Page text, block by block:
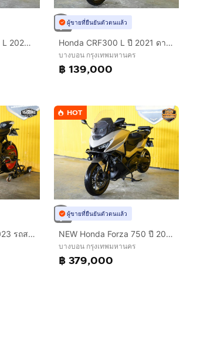
NEW Honda CRF300 L 2026 (รถป้ายเเดงเเต่งให้ครบ สด-ผ่อน )
ผู้ขายที่ยืนยันตัวตนแล้ว
Honda CRF300 L ปี 2021 ดาวห์เริ่มต้นที่ 19,000 บ.
บางบอน กรุงเทพมหานคร
฿ 139,000
Yamaha YZF-R7 ปี 2023 รถสวยกริ๊บ ฟรีดาวน์ ออกรถใช้เงิน 0 บาท
HOT
ผู้ขายที่ยืนยันตัวตนแล้ว
NEW Honda Forza 750 ปี 2025 ดาวห์เริ่มต้นที่ 9,000 บ.
บางบอน กรุงเทพมหานคร
฿ 379,000